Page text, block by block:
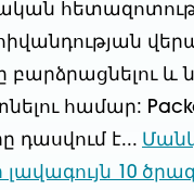
բարձրացնելու և
համար:
դասվում է...
լավագույն 10